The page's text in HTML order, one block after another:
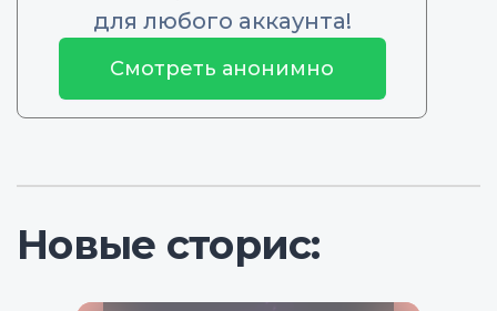
для любого аккаунта!
Смотреть анонимно
Новые сторис: